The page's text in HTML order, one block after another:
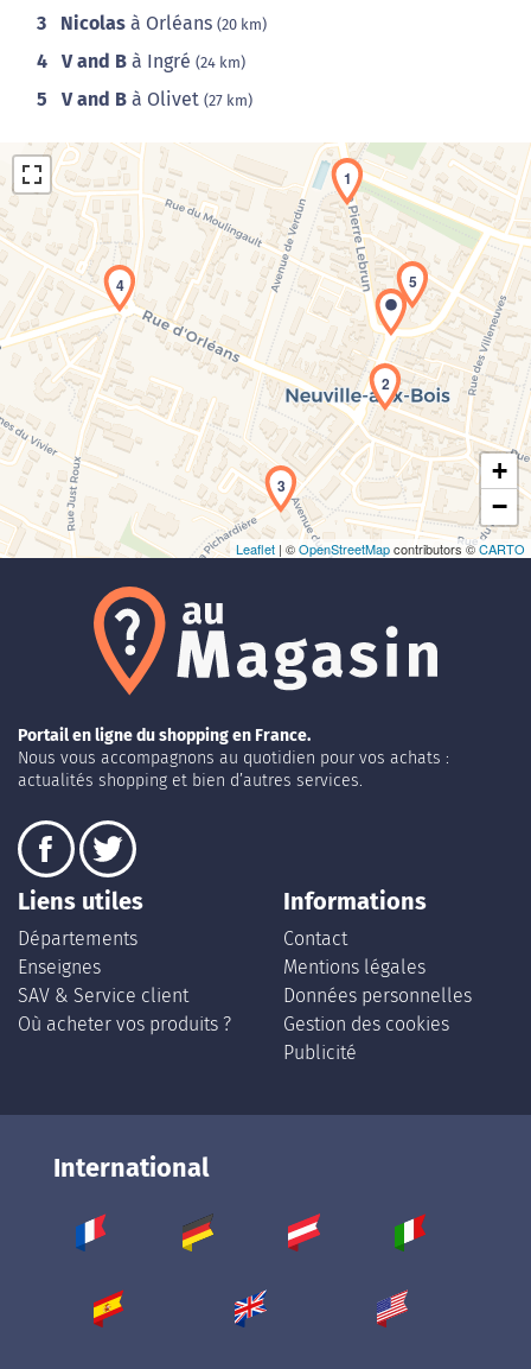
3 Nicolas à Orléans (20 km)
4 V and B à Ingré (24 km)
5 V and B à Olivet (27 km)
Chargement de la carte en cours...
1
2
3
4 5
+
−
Leaflet | ©OpenStreetMapcontributors ©CARTO
Portail en ligne du shopping en France.
Nous vous accompagnons au quotidien pour vos achats :
actualités shopping et bien d’autres services.
Liens utiles
Départements
Enseignes
SAV & Service client
Où acheter vos produits ?
Informations
Contact
Mentions légales
Données personnelles
Gestion des cookies
Publicité
International